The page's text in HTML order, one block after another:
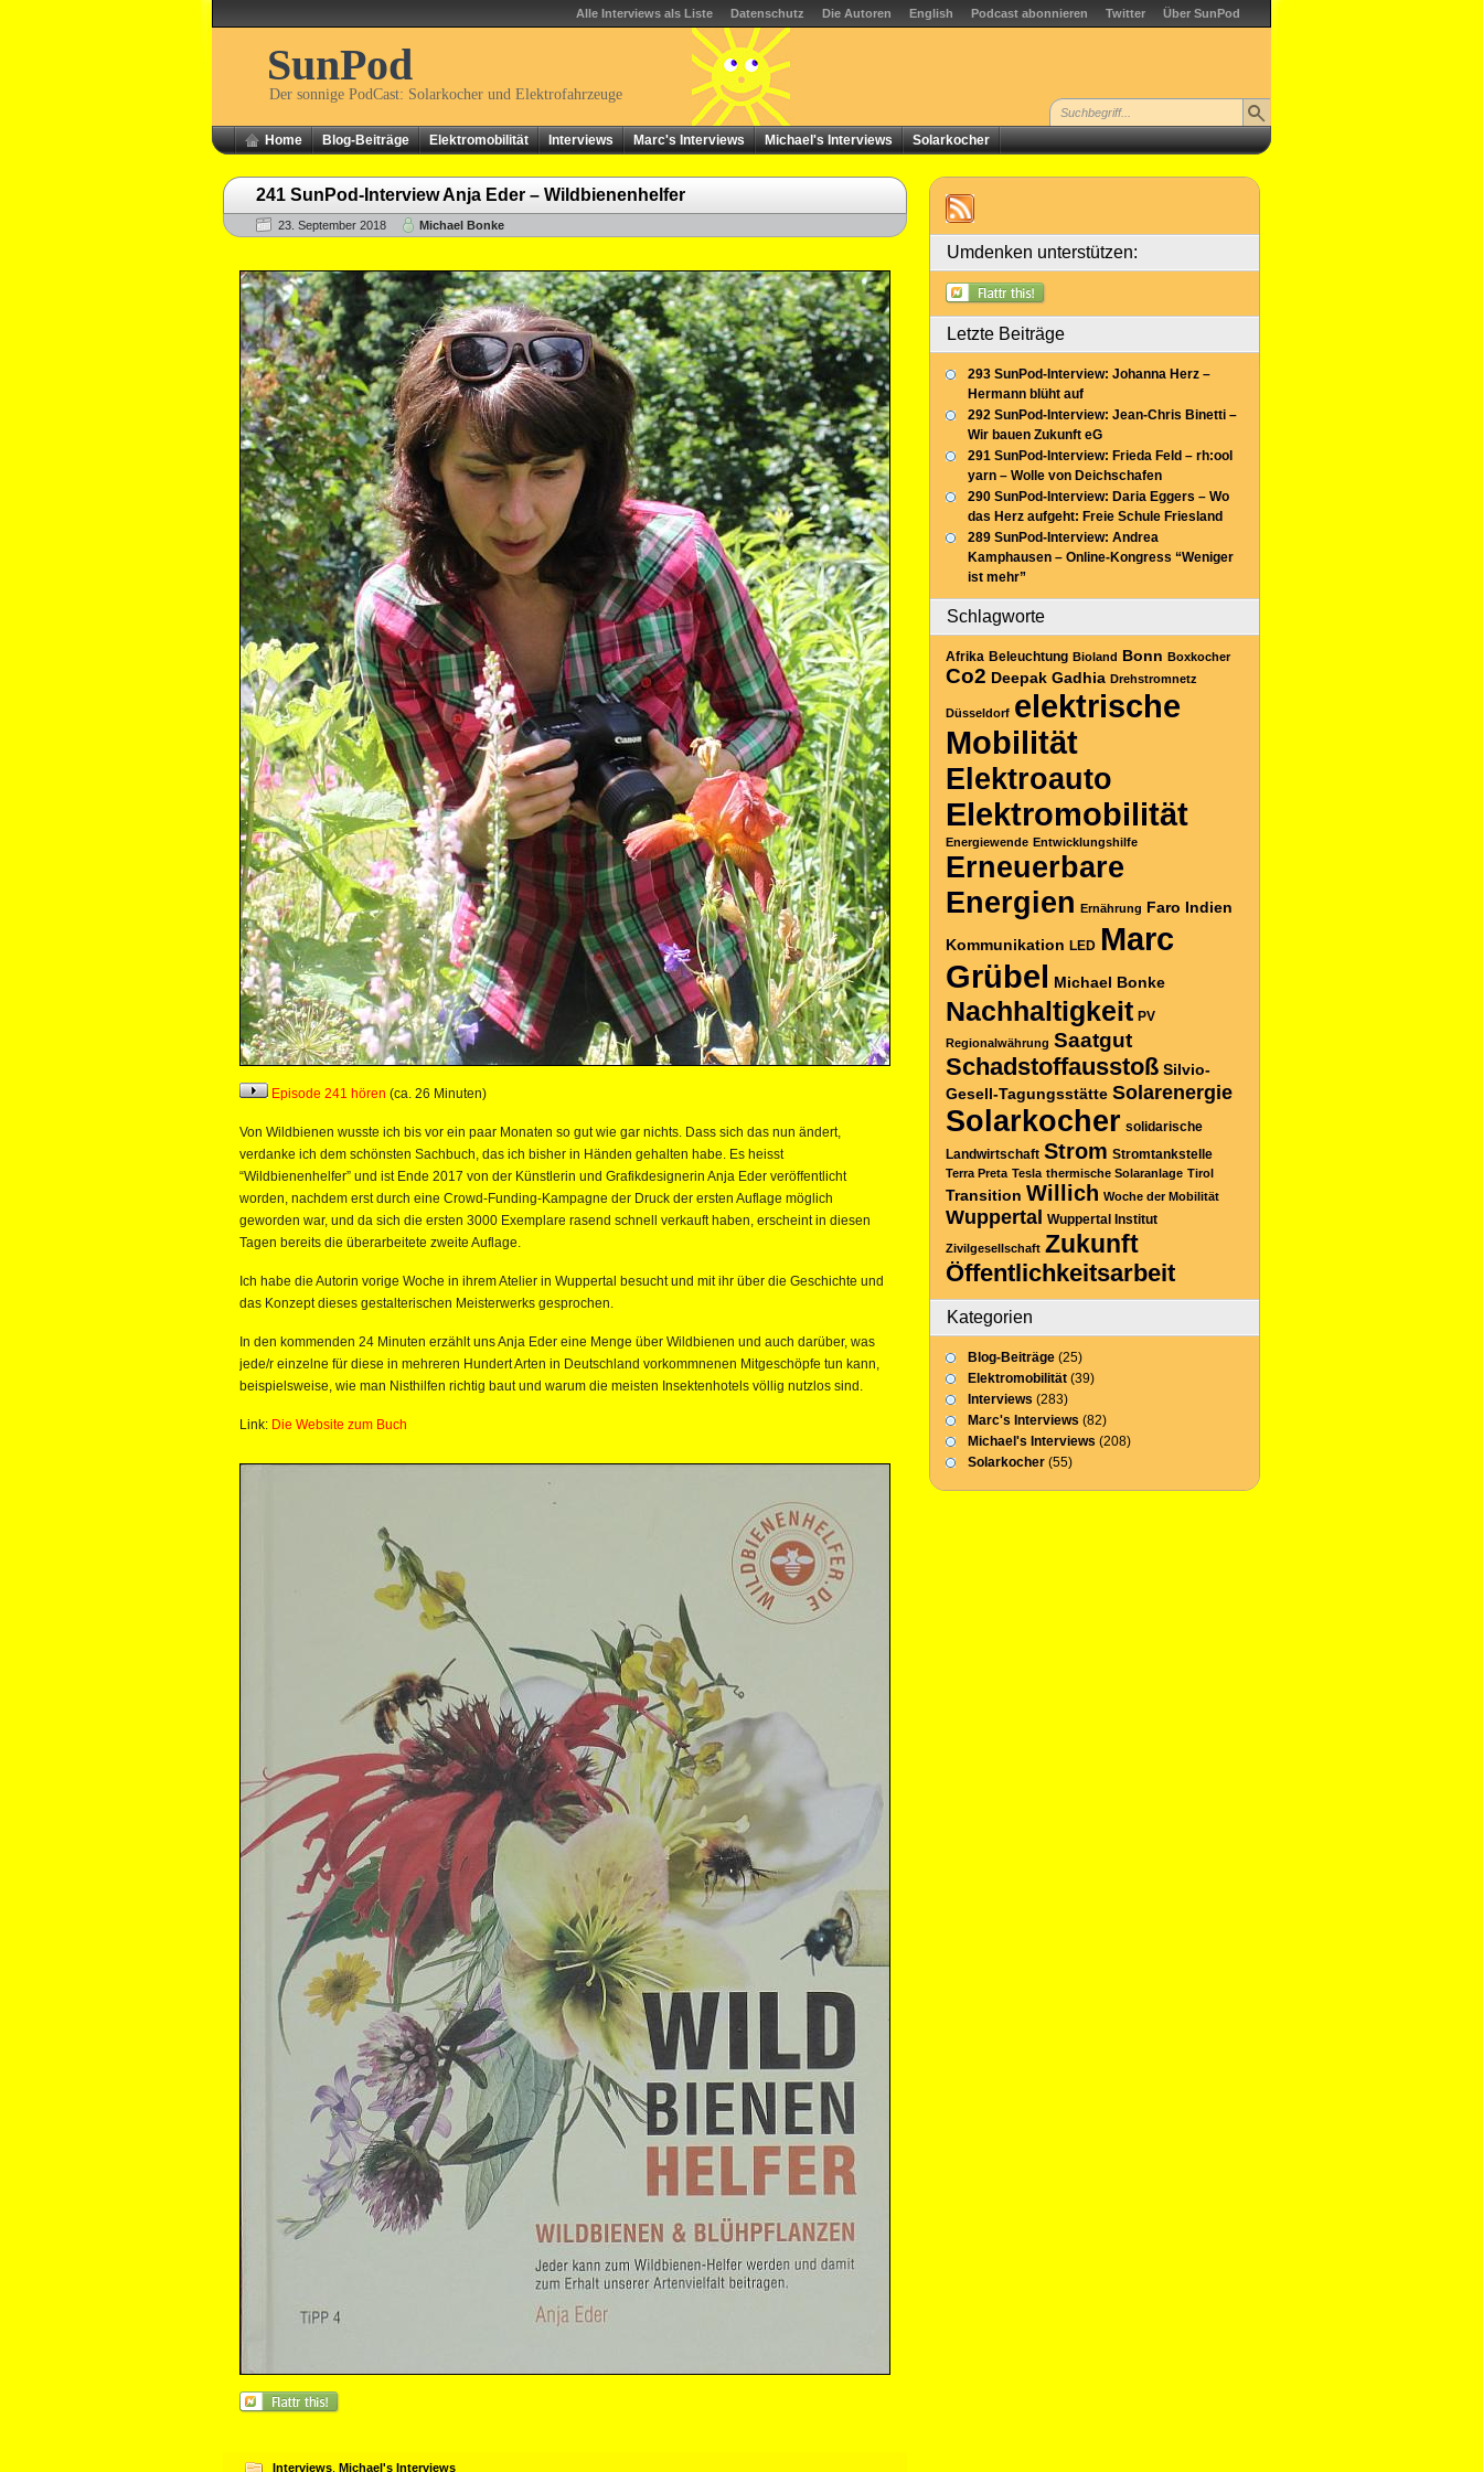
Alle Interviews als Liste Datenschutz Die Autoren English Podcast abonnieren Twitter Über SunPod
SunPod
Der sonnige PodCast: Solarkocher und Elektrofahrzeuge
Home Blog-Beiträge Elektromobilität Interviews Marc's Interviews Michael's Interviews Solarkocher
241 SunPod-Interview Anja Eder – Wildbienenhelfer
23. September 2018 Michael Bonke
Episode 241 hören (ca. 26 Minuten)
Von Wildbienen wusste ich bis vor ein paar Monaten so gut wie gar nichts. Dass sich das nun ändert,
verdanke ich dem schönsten Sachbuch, das ich bisher in Händen gehalten habe. Es heisst
“Wildbienenhelfer” und ist Ende 2017 von der Künstlerin und Grafikdesignerin Anja Eder veröffentlicht
worden, nachdem erst durch eine Crowd-Funding-Kampagne der Druck der ersten Auflage möglich
geworden war, und da sich die ersten 3000 Exemplare rasend schnell verkauft haben, erscheint in diesen
Tagen bereits die überarbeitete zweite Auflage.
Ich habe die Autorin vorige Woche in ihrem Atelier in Wuppertal besucht und mit ihr über die Geschichte und
das Konzept dieses gestalterischen Meisterwerks gesprochen.
In den kommenden 24 Minuten erzählt uns Anja Eder eine Menge über Wildbienen und auch darüber, was
jede/r einzelne für diese in mehreren Hundert Arten in Deutschland vorkommnenen Mitgeschöpfe tun kann,
beispielsweise, wie man Nisthilfen richtig baut und warum die meisten Insektenhotels völlig nutzlos sind.
Link: Die Website zum Buch
Interviews Michael's Interviews
Umdenken unterstützen:
Letzte Beiträge
293 SunPod-Interview: Johanna Herz –
Hermann blüht auf
292 SunPod-Interview: Jean-Chris Binetti –
Wir bauen Zukunft eG
291 SunPod-Interview: Frieda Feld – rh:ool
yarn – Wolle von Deichschafen
290 SunPod-Interview: Daria Eggers – Wo
das Herz aufgeht: Freie Schule Friesland
289 SunPod-Interview: Andrea
Kamphausen – Online-Kongress “Weniger
ist mehr”
Schlagworte
Afrika Beleuchtung Bioland Bonn Boxkocher
Co2 Deepak Gadhia Drehstromnetz
Düsseldorf elektrische
Mobilität
Elektroauto
Elektromobilität
Energiewende Entwicklungshilfe
Erneuerbare
Energien Ernährung Faro Indien
Kommunikation LED Marc
Grübel Michael Bonke
Nachhaltigkeit PV
Regionalwährung Saatgut
Schadstoffausstoß Silvio-
Gesell-Tagungsstätte Solarenergie
Solarkocher solidarische
Landwirtschaft Strom Stromtankstelle
Terra Preta Tesla thermische Solaranlage Tirol
Transition Willich Woche der Mobilität
Wuppertal Wuppertal Institut
Zivilgesellschaft Zukunft
Öffentlichkeitsarbeit
Kategorien
Blog-Beiträge (25)
Elektromobilität (39)
Interviews (283)
Marc's Interviews (82)
Michael's Interviews (208)
Solarkocher (55)